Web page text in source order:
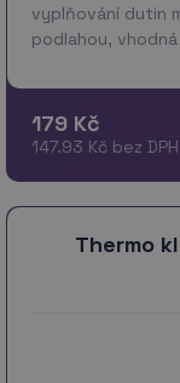
vyplňování dutin
podlahou,
179 Kč
147.93 Kč bez DPH
Thermo